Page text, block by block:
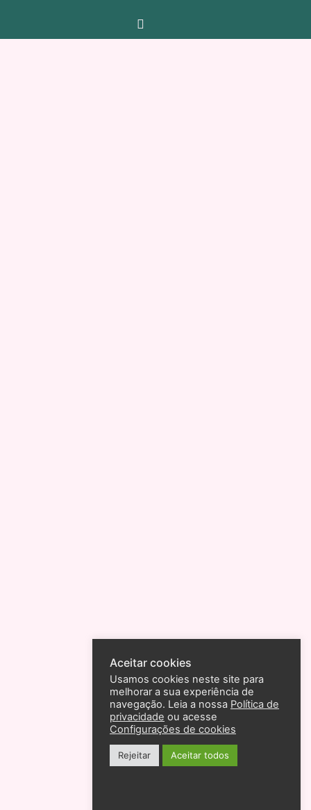
Aceitar cookies
Usamos cookies neste site para
melhorar a sua experiência de
navegação. Leia a nossa Política de
privacidade ou acesse
Configurações de cookies
Rejeitar Aceitar todos